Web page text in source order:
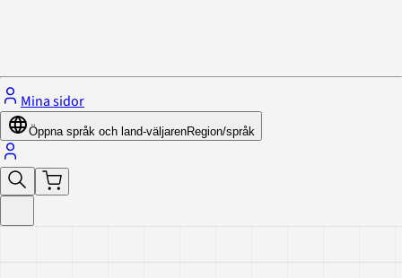
Mina sidor
Öppna språk och land-väljarenRegion/språk